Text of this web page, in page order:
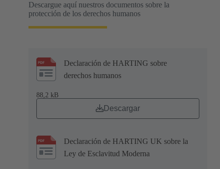
Descargue aquí nuestros documentos sobre la
protección de los derechos humanos
Declaración de HARTING sobre
derechos humanos
88,2 kB
Descargar
Declaración de HARTING UK sobre la
Ley de Esclavitud Moderna